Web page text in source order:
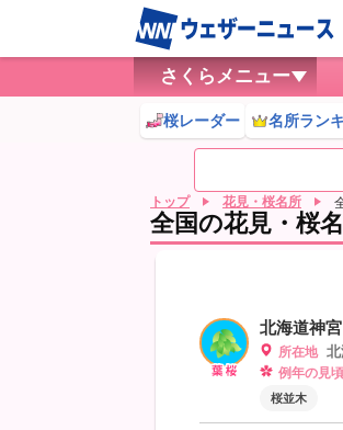
さくらメニュー
桜レーダー 名所ラン
トップ 花見・桜名所
全国の花見・桜
北海道神宮
所在地
例年の見頃
桜並木